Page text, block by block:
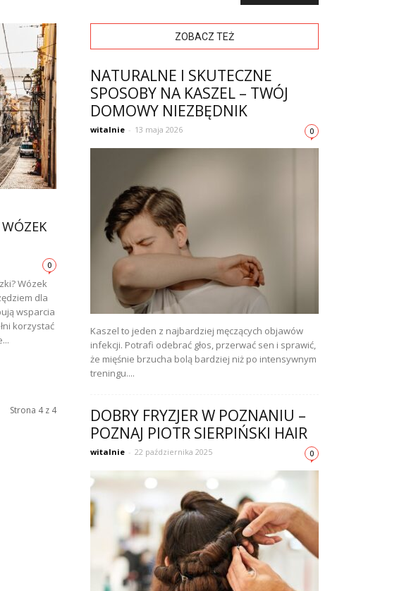
0
Wózek
dla
wsparcia
korzystać
Strona 4 z 4
ZOBACZ TEŻ
NATURALNE I SKUTECZNE
SPOSOBY NA KASZEL – TWÓJ
DOMOWY NIEZBĘDNIK
witalnie - 13 maja 2026 0
Kaszel to jeden z najbardziej męczących objawów
infekcji. Potrafi odebrać głos, przerwać sen i sprawić,
że mięśnie brzucha bolą bardziej niż po intensywnym
treningu....
DOBRY FRYZJER W POZNANIU –
POZNAJ PIOTR SIERPIŃSKI HAIR
witalnie - 22 października 2025 0